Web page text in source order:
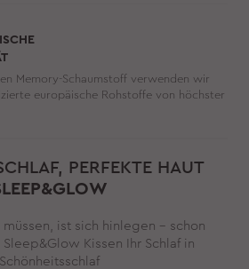
Memory-Schaumstoff verwenden wir
europäische Rohstoffe von höchster
PERFEKTE HAUT
ist sich hinlegen – schon
Kissen Ihr Schlaf in
Schönheitsschlaf